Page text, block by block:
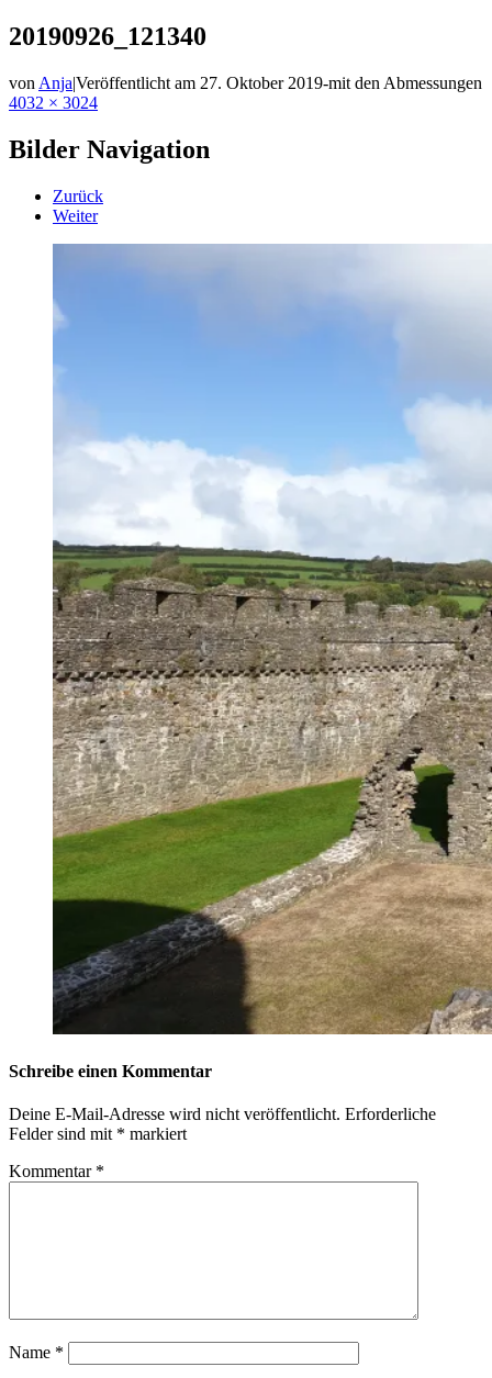
20190926_121340
von Anja|Veröffentlicht am 27. Oktober 2019-mit den Abmessungen
4032 × 3024
Bilder Navigation
Zurück
Weiter
Schreibe einen Kommentar
Deine E-Mail-Adresse wird nicht veröffentlicht. Erforderliche
Felder sind mit * markiert
Kommentar *
Name *